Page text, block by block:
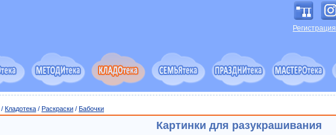
Регистрация
/ Кладотека / Раскраски / Бабочки
Картинки для разукрашивания